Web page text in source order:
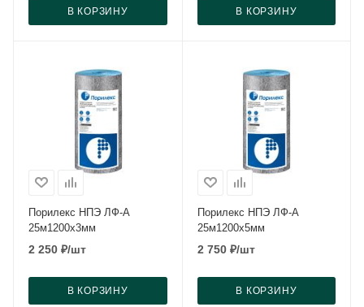
В КОРЗИНУ В КОРЗИНУ
Порилекс НПЭ ЛФ-А
25м1200x3мм
2 250 ₽/шт
В КОРЗИНУ
Порилекс НПЭ ЛФ-А
25м1200x5мм
2 750₽/шт
В КОРЗИНУ